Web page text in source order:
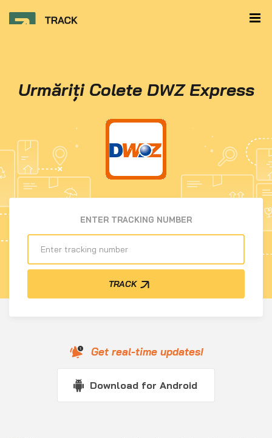
Urmăriți Colete DWZ Express
ENTER TRACKING NUMBER
TRACK
Get real-time updates!
Download for Android